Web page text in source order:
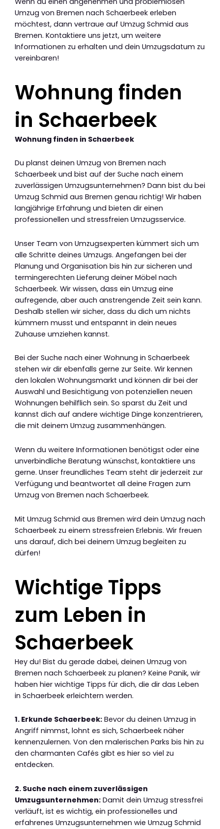
Umzug von Bremen nach Schaerbeek erleben
möchtest, dann vertraue auf Umzug Schmid aus
Bremen. Kontaktiere uns jetzt, um weitere
Informationen zu erhalten und dein Umzugsdatum zu
vereinbaren!
Wohnung finden
in Schaerbeek
Wohnung finden in Schaerbeek
Du planst deinen Umzug von Bremen nach
Schaerbeek und bist auf der Suche nach einem
zuverlässigen Umzugsunternehmen? Dann bist du bei
Umzug Schmid aus Bremen genau richtig! Wir haben
langjährige Erfahrung und bieten dir einen
professionellen und stressfreien Umzugsservice.
Unser Team von Umzugsexperten kümmert sich um
alle Schritte deines Umzugs. Angefangen bei der
Planung und Organisation bis hin zur sicheren und
termingerechten Lieferung deiner Möbel nach
Schaerbeek. Wir wissen, dass ein Umzug eine
aufregende, aber auch anstrengende Zeit sein kann.
Deshalb stellen wir sicher, dass du dich um nichts
kümmern musst und entspannt in dein neues
Zuhause umziehen kannst.
Bei der Suche nach einer Wohnung in Schaerbeek
stehen wir dir ebenfalls gerne zur Seite. Wir kennen
den lokalen Wohnungsmarkt und können dir bei der
Auswahl und Besichtigung von potenziellen neuen
Wohnungen behilflich sein. So sparst du Zeit und
kannst dich auf andere wichtige Dinge konzentrieren,
die mit deinem Umzug zusammenhängen.
Wenn du weitere Informationen benötigst oder eine
unverbindliche Beratung wünschst, kontaktiere uns
gerne. Unser freundliches Team steht dir jederzeit zur
Verfügung und beantwortet all deine Fragen zum
Umzug von Bremen nach Schaerbeek.
Mit Umzug Schmid aus Bremen wird dein Umzug nach
Schaerbeek zu einem stressfreien Erlebnis. Wir freuen
uns darauf, dich bei deinem Umzug begleiten zu
dürfen!
Wichtige Tipps
zum Leben in
Schaerbeek
Hey du! Bist du gerade dabei, deinen Umzug von
Bremen nach Schaerbeek zu planen? Keine Panik, wir
haben hier wichtige Tipps für dich, die dir das Leben
in Schaerbeek erleichtern werden.
1. Erkunde Schaerbeek: Bevor du deinen Umzug in
Angriff nimmst, lohnt es sich, Schaerbeek näher
kennenzulernen. Von den malerischen Parks bis hin zu
den charmanten Cafés gibt es hier so viel zu
entdecken.
2. Suche nach einem zuverlässigen
Umzugsunternehmen: Damit dein Umzug stressfrei
verläuft, ist es wichtig, ein professionelles und
erfahrenes Umzugsunternehmen wie Umzug Schmid